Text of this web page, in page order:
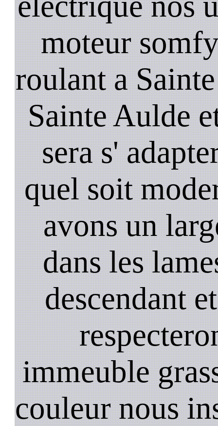
moteur
roulant a
Sainte Aulde
sera s'
quel soit
avons un
dans les
descendant
immeuble
couleur nous